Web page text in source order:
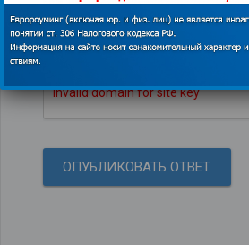
Проверка на
квадратик)